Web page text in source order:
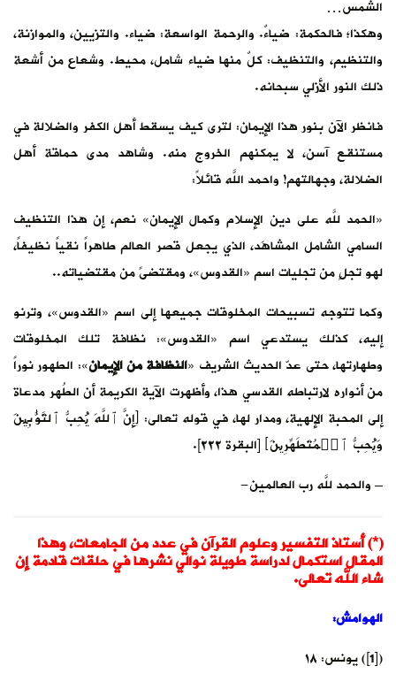
الشمس…
وهكذا؛ فالحكمة: ضياءٌ. والرحمة الواسعة: ضياء. والتزيين، والموازنة،
والتنظيم، والتنظيف: كلٌ منها ضياء شامل، محيط. وشعاع من أشعة
ذلك النور الأزلي سبحانه.
فانظر الآن بنور هذا الإيمان: لترى كيف يسقط أهل الكفر والضلالة في
مستنقع آسن، لا يمكنهم الخروج منه. وشاهد مدى حماقة أهل
الضلالة، وجهالتهم! واحمد اللَّه قائلاً:
«الحمد للَّه على دين الإسلام وكمال الإيمان» نعم، إن هذا التنظيف
السامي الشامل المشاهَد، الذي يجعل قصر العالم طاهراً نقياً نظيفاً،
لهو تجلٍ من تجليات اسم «القدوس»، ومقتضىً من مقتضياته..
وكما تتوجه تسبيحات المخلوقات جميعها إلى اسم «القدوس»، وترنو
إليه، كذلك يستدعي اسم «القدوس»: نظافة تلك المخلوقات
وطهارتها، حتى عدّ الحديث الشريف «النظافة من الإيمان»: الطهور نوراً
من أنواره لارتباطه القدسي هذا، وأظهرت الآية الكريمة أن الطُهر مدعاة
إلى المحبة الإلهية، ومدار لها، في قوله تعالى: ﴿ِإِنَّ ٱللَّهَ یُحِبُّ ٱلتَّوَّ ٰ⁠بِینَ
وَیُحِبُّ ٱلۡمُتَطَهِّرِینَ﴾ [البقرة ٢٢٢].
– والحمد للَّه رب العالمين-
(*) أستاذ التفسير وعلوم القرآن في عدد من الجامعات، وهذا
المقال استكمال لدراسة طويلة نوالي نشرها في حلقات قادمة إن
شاء الله تعالى.
الهوامش:
([1]) يونس: ١٨